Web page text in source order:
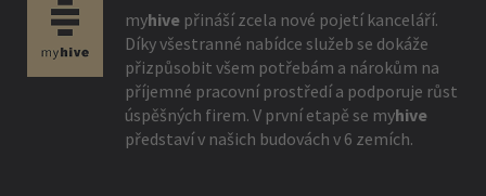
myhive přináší zcela nové pojetí kanceláří.
Díky všestranné nabídce služeb se dokáže
přizpůsobit všem potřebám a nárokům na
příjemné pracovní prostředí a podporuje růst
úspěšných firem. V první etapě se myhive
představí v našich budovách v 6 zemích.